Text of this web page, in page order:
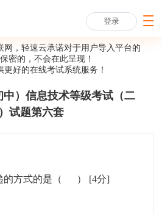
登录
网，轻速云承诺对于用户导入平台的
密的，不会在此呈现！
更好的在线考试系统服务！
）信息技术等级考试（二
试题第六套
的方式的是（ ） [4分]